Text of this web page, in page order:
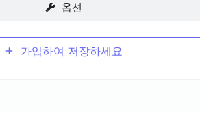
옵션
가입하여 저장하세요